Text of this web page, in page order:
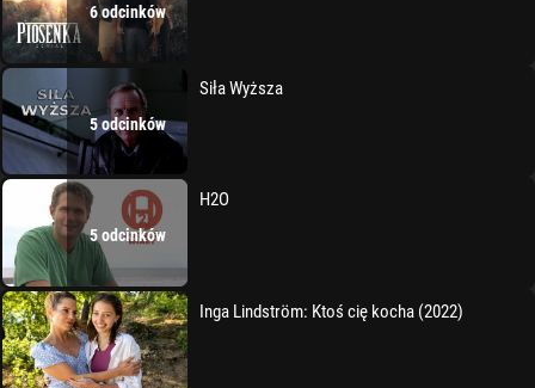
6 odcinków
5 odcinków
Siła Wyższa
5 odcinków
H2O
Inga Lindström: Ktoś cię kocha (2022)